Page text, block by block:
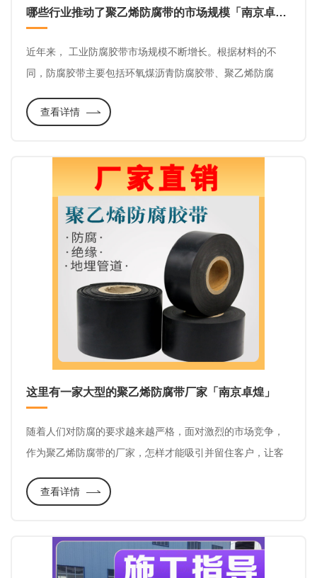
哪些行业推动了聚乙烯防腐带的市场规模「南京卓煌」
近年来， 工业防腐胶带市场规模不断增长。根据材料的不
同，防腐胶带主要包括环氧煤沥青防腐胶带、聚乙烯防腐
防腐带，在化工和管道防腐中的应用需求较高。
查看详情
这里有一家大型的聚乙烯防腐带厂家「南京卓煌」
随着人们对防腐的要求越来越严格，面对激烈的市场竞争，
作为聚乙烯防腐带的厂家，怎样才能吸引并留住客户，让客
查看详情